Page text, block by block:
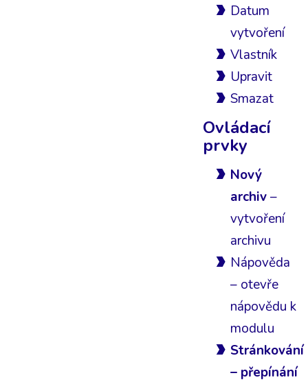
Datum
vytvoření
Vlastník
Upravit
Smazat
Ovládací
prvky
Nový
archiv–
vytvoření
archivu
Nápověda
– otevře
nápovědu k
modulu
Stránkování
– přepínání